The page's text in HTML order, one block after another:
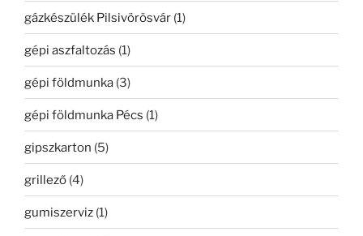
gázkészülék Pilsivörösvár (1)
gépi aszfaltozás (1)
gépi földmunka (3)
gépi földmunka Pécs (1)
gipszkarton (5)
grillező (4)
gumiszerviz (1)